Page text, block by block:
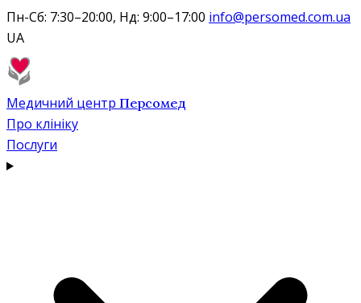
Пн-Сб: 7:30–20:00, Нд: 9:00–17:00 info@persomed.com.ua
UA
Медичний центр Персомед
Про клініку
Послуги